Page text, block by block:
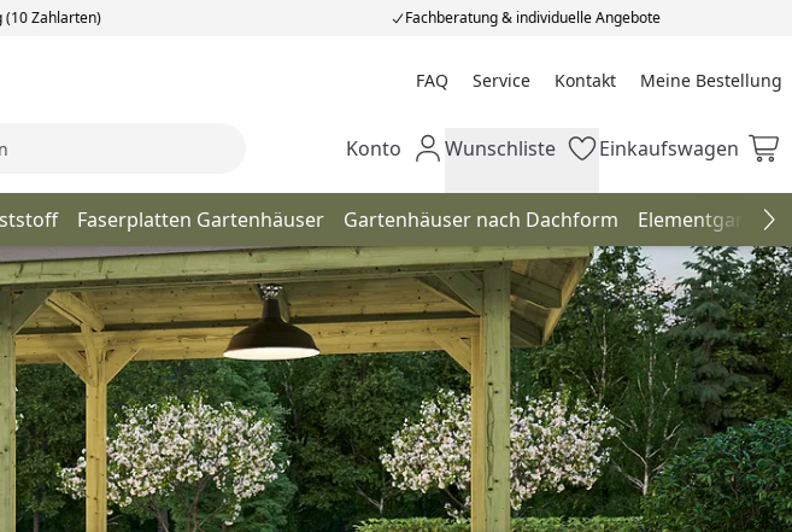
(10 Zahlarten) Fachberatung & individuelle Angebote
FAQ Service Kontakt Meine Bestellung
Meine Bestellung
Mein Konto
Konto Wunschliste
Wunschliste Einkaufswagen
Einkaufswagen
Faserplatten Gartenhäuser Gartenhäuser nach Dachform